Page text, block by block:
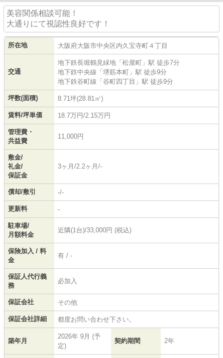
美容関係相談可能！
大通りにて視認性良好です！
所在地 大阪府大阪市中央区内久宝寺町 ４丁目
交通
地下鉄長堀鶴見緑地 「松屋町 」駅 徒歩7分
地下鉄中央線 「堺筋本町 」駅 徒歩9分
地下鉄谷町線 「谷町四丁目 」駅 徒歩9分
坪数(面積) 8.71坪(28.81㎡)
賃料/坪単価 18.7万円/2.15万円
管理費・
共益費
11,000円
敷金/
礼金/
保証金
3ヶ月/2.2ヶ月/-
償却/敷引 -/-
更新料 -
駐車場/
月額料金
近隣(1台)/33,000円 (税込)
保険加入 / 料
金
有 / -
保証人代行義
務
必加入
保証会社 その他
保証会社詳細 都度お問い合わせ下さい。
築年月
2026年 9月 (予
定)
契約期間 2年